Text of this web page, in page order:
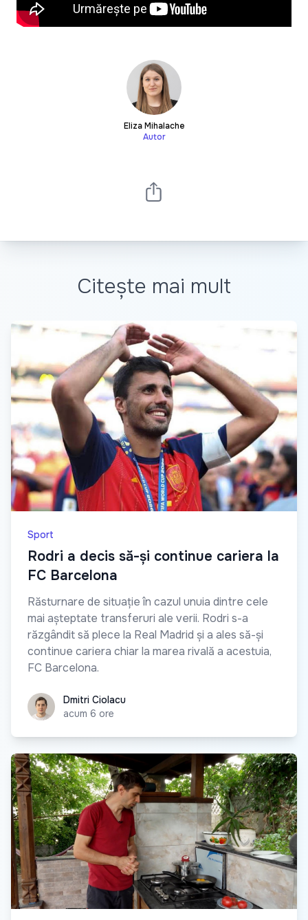
Eliza Mihalache
Autor
Citește mai mult
Sport
Rodri a decis să-și continue cariera la
FC Barcelona
Răsturnare de situație în cazul unuia dintre cele
mai așteptate transferuri ale verii. Rodri s-a
răzgândit să plece la Real Madrid și a ales să-și
continue cariera chiar la marea rivală a acestuia,
FC Barcelona.
Dmitri Ciolacu
Dmitri Ciolacu
acum 6 ore